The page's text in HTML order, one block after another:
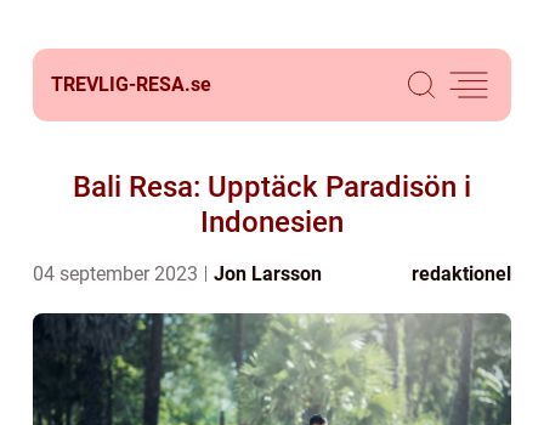
TREVLIG-RESA.se
Bali Resa: Upptäck Paradisön i
Indonesien
04 september 2023 Jon Larsson redaktionel